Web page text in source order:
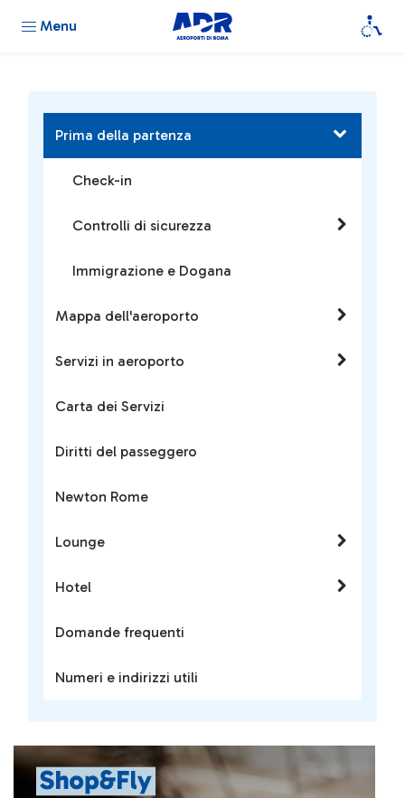
Menu
Prima della partenza
Check-in
Controlli di sicurezza
Immigrazione e Dogana
Mappa dell'aeroporto
Servizi in aeroporto
Carta dei Servizi
Diritti del passeggero
Newton Rome
Lounge
Hotel
Domande frequenti
Numeri e indirizzi utili